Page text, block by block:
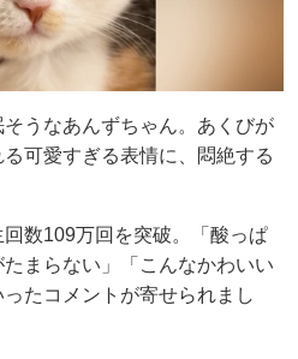
うなあんずちゃん。あくびが
可愛すぎる表情に、悶絶する
数109万回を突破。「酸っぱ
まらない」「こんなかわいい
たコメントが寄せられまし